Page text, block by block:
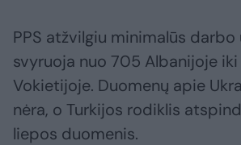
PPS atžvilgiu minimalūs darbo
svyruoja nuo 705 Albanijoje iki
Vokietijoje. Duomenų apie
nėra, o Turkijos rodiklis
liepos duomenis.